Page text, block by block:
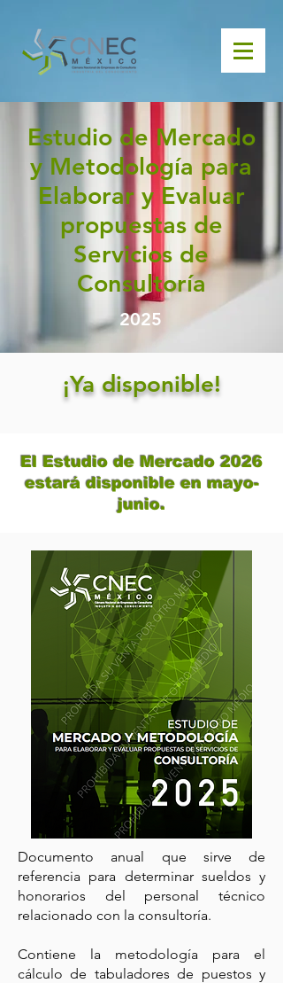
Estudio de Mercado
y Metodología para
Elaborar y Evaluar
propuestas de
Servicios de
Consultoría
2025
¡Ya disponible!
El Estudio de Mercado 2026
estará disponible en mayo-
junio.
Documento anual que sirve de
referencia para determinar sueldos y
honorarios del personal técnico
relacionado con la consultoría.
Contiene la metodología para el
cálculo de tabuladores de puestos y